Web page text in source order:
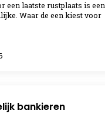
een laatste rustplaats is een
Waar de een kiest voor
bankieren